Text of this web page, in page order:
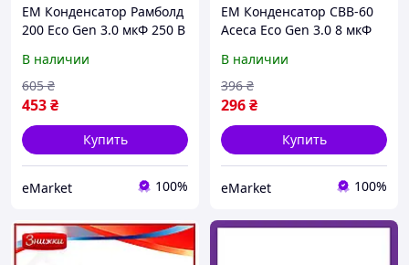
EM Конденсатор Рамболд
200 Eco Gen 3.0 мкФ 250 В
конденсатор для схем
питания блоков MAR_K
В наличии
453₴
605 ₴
Купить
eMarket 100%
EM Конденсатор СВВ-60
Асеса Eco Gen 3.0 8 мкФ
электрический
конденсатор для сх
MAR_K
В наличии
296₴
396 ₴
Купить
eMarket 100%